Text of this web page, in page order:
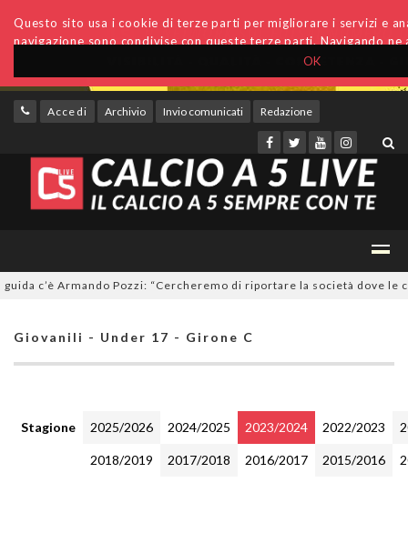
OK
Questo sito usa i cookie di terze parti per migliorare i servizi e
navigazione sono condivise con queste terze parti. Navigando
Accedi Archivio Invio comunicati Redazione
c’è Armando Pozzi: “Cercheremo di riportare la società dove le
Giovanili - Under 17 - Girone C
Stagione 2025/2026 2024/2025 2023/2024 2022/2023
2018/2019 2017/2018 2016/2017 2015/2016